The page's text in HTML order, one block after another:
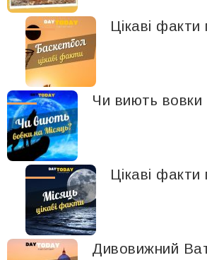
Цікаві
Чи виють вовки
Цікаві факти
Дивовижний